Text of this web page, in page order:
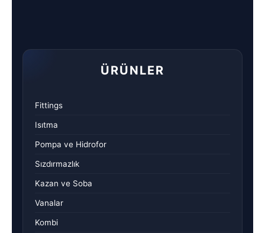
ÜRÜNLER
Fittings
Isıtma
Pompa ve Hidrofor
Sızdırmazlık
Kazan ve Soba
Vanalar
Kombi